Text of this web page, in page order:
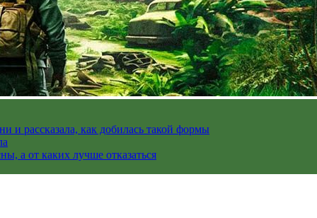
и рассказала, как добилась такой формы
а от каких лучше отказаться